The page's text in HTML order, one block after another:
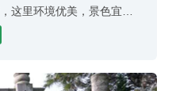
这里环境优美，景色宜
选择和点赞。